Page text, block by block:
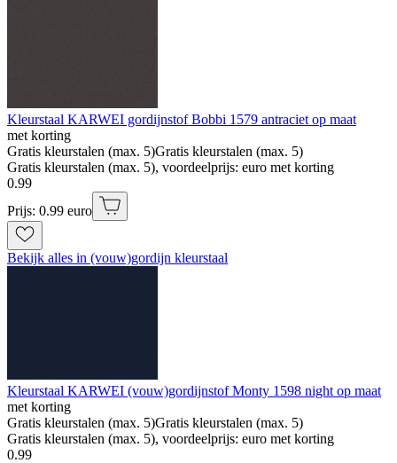
Kleurstaal KARWEI gordijnstof Bobbi 1579 antraciet op maat
met korting
Gratis kleurstalen (max. 5)Gratis kleurstalen (max. 5)
Gratis kleurstalen (max. 5), voordeelprijs: euro met korting
0.99
Prijs: 0.99 euro
Bekijk alles in (vouw)gordijn kleurstaal
Kleurstaal KARWEI (vouw)gordijnstof Monty 1598 night op maat
met korting
Gratis kleurstalen (max. 5)Gratis kleurstalen (max. 5)
Gratis kleurstalen (max. 5), voordeelprijs: euro met korting
0.99